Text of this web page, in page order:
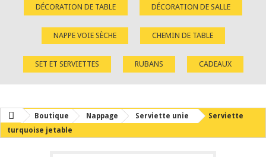
DÉCORATION DE TABLE DÉCORATION DE SALLE
NAPPE VOIE SÈCHE CHEMIN DE TABLE
SET ET SERVIETTES RUBANS CADEAUX
Boutique Nappage Serviette unie
Serviette
turquoise jetable